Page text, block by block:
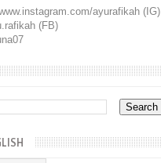
ayurafikah (IG)
(FB)